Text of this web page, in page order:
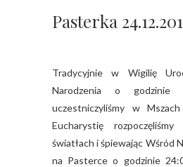
Pasterka
Tradycyjnie w Wigilię Uroczystości Bożego
Narodzenia o
uczestniczyliśmy w
Eucharystię
światłach i śpiewając Wśród
na Pasterce o godzinie